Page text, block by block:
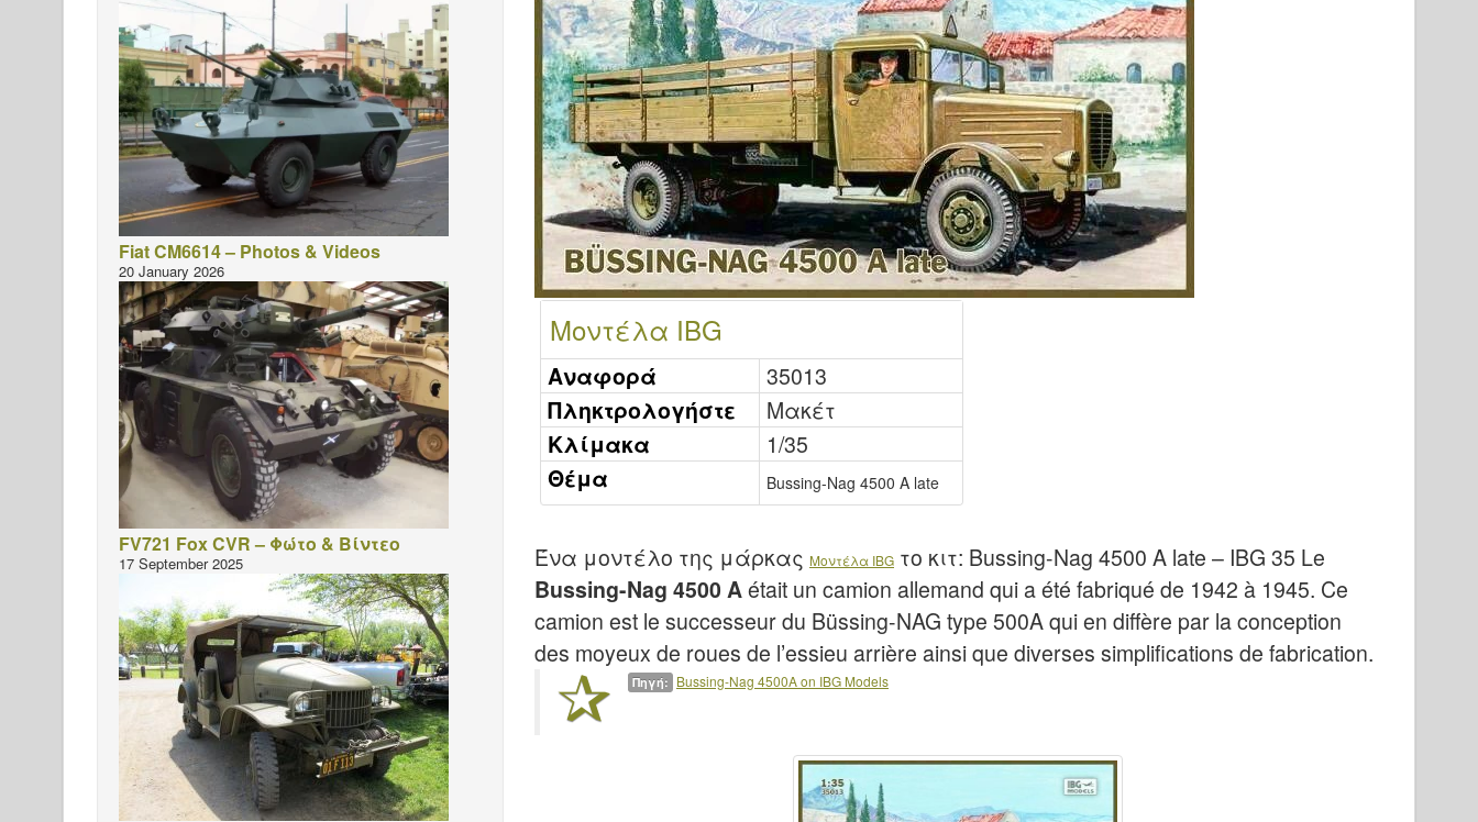
Μοντέλα IBG
Αναφορά
35013
Πληκτρολογήστε
Μακέτ
Κλίμακα
1/35
Θέμα
Bussing-Nag 4500 A late
Ένα μοντέλο της μάρκας Μοντέλα IBG το κιτ: Bussing-Nag 4500 A late – IBG 35 Le
Bussing-Nag 4500 Aétait un camion allemand qui a été fabriqué de 1942 à 1945. Ce
camion est le successeur du Büssing-NAG type 500A qui en diffère par la conception
des moyeux de roues de l’essieu arrière ainsi que diverses simplifications de fabrication.
Πηγή: Bussing-Nag 4500A on IBG Models
Fiat CM6614 – Photos & Videos
20 January 2026
FV721 Fox CVR – Φώτο & Βίντεο
17 September 2025